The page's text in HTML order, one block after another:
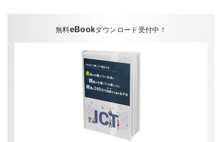
無料eBookダウンロード受付中！